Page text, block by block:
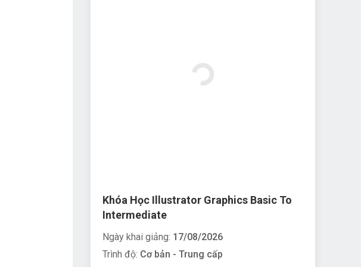
Khóa Học Illustrator Graphics Basic To
Intermediate
Ngày khai giảng: 17/08/2026
Trình độ: Cơ bản - Trung cấp